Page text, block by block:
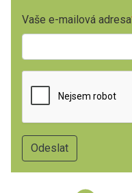
Vaše e-mailová adresa